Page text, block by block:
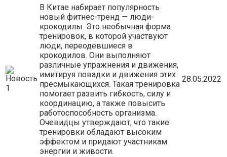
В Китае набирает популярность
новый фитнес-тренд — люди-
крокодилы. Это необычная форма
тренировок, в которой участвуют
люди, переодевшиеся в
крокодилов. Они выполняют
различные упражнения и движения,
имитируя повадки и движения этих
пресмыкающихся. Такая тренировка
помогает развить гибкость, силу и
координацию, а также повысить
работоспособность организма.
Очевидцы утверждают, что такие
тренировки обладают высоким
эффектом и придают участникам
энергии и живости.
28.05.2022